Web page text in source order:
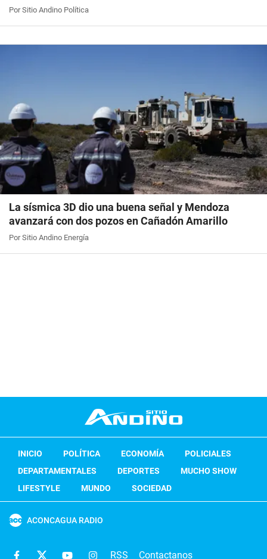
Por Sitio Andino Política
La sísmica 3D dio una buena señal y Mendoza
avanzará con dos pozos en Cañadón Amarillo
Por Sitio Andino Energía
INICIO POLÍTICA ECONOMÍA
POLICIALES
DEPARTAMENTALES
DEPORTES
MUCHO SHOW
LIFESTYLE
MUNDO SOCIEDAD
ACONCAGUA RADIO
RSS Contactanos